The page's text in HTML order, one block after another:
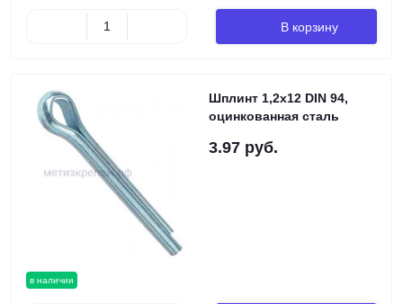
В корзину
в наличии
Шплинт 1,2х12 DIN 94,
оцинкованная сталь
3.97 руб.